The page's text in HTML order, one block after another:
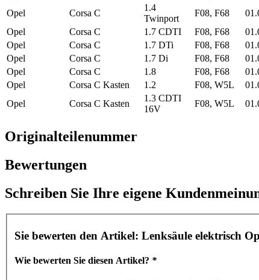
Opel
Corsa C
1.4
Twinport
F08, F68
Opel
Corsa C 1.7 CDTI F08, F68
Opel
Corsa C 1.7 DTi F08, F68
Opel
Corsa C 1.7 Di F08, F68
Opel
Corsa C 1.8 F08, F68
Opel
Corsa C Kasten 1.2 F08, W5L
Opel
Corsa C Kasten
1.3 CDTI
16V
F08, W5L
Originalteilenummer
Bewertungen
Schreiben Sie Ihre eigene
Sie bewerten den Artikel: Lenksäule elektrisch
Wie bewerten Sie diesen Artikel? *